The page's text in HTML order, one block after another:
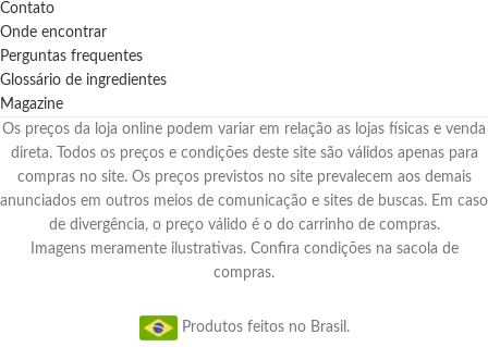
Contato
Onde encontrar
Perguntas frequentes
Glossário de ingredientes
Magazine
Os preços da loja online podem variar em relação as lojas físicas e venda
direta. Todos os preços e condições deste site são válidos apenas para
compras no site. Os preços previstos no site prevalecem aos demais
anunciados em outros meios de comunicação e sites de buscas. Em caso
de divergência, o preço válido é o do carrinho de compras.
Imagens meramente ilustrativas. Confira condições na sacola de
compras.
Produtos feitos no Brasil.